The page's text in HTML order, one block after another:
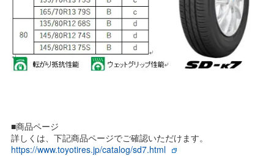
■商品ページ
詳しくは、下記商品ページでご確認いただけます。
https://www.toyotires.jp/catalog/sd7.html